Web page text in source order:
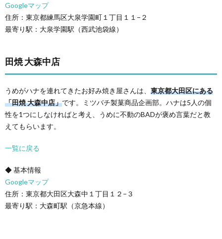
Googleマップ
住所：東京都練馬区大泉学園町１丁目１１−２
最寄り駅：大泉学園駅（西武池袋線）
田焼 大森中店
うめがハナを連れてきたお好み焼き屋さんは、 東京都大田区にある
「田焼 大森中店」です。ミツバチ製菓商品企画部。ハナは5人の個
性を1つにしなければと考え、うめに不動のBADが褒め言葉だと教
えてもらいます。
一覧に戻る
◆ 基本情報
Googleマップ
住所：東京都大田区大森中１丁目１２−３
最寄り駅：大森町駅（京急本線）